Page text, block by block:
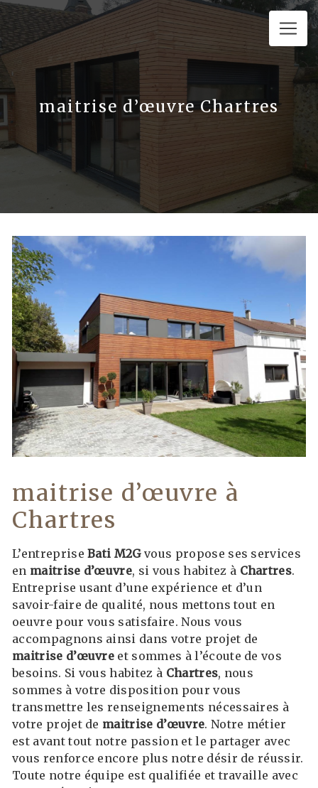
maitrise d’œuvre Chartres
maitrise d’œuvre à
Chartres
L’entrepriseBati M2Gvous propose ses services
en maitrise d’œuvre, si vous habitez à Chartres.
Entreprise usant d’une expérience et d’un
savoir-faire de qualité, nous mettons tout en
oeuvre pour vous satisfaire. Nous vous
accompagnons ainsi dans votre projet de
maitrise d’œuvre et sommes à l’écoute de vos
besoins. Si vous habitez à Chartres, nous
sommes à votre disposition pour vous
transmettre les renseignements nécessaires à
votre projet de maitrise d’œuvre. Notre métier
est avant tout notre passion et le partager avec
vous renforce encore plus notre désir de réussir.
Toute notre équipe est qualifiée et travaille avec
Panneau de gestion des cookies